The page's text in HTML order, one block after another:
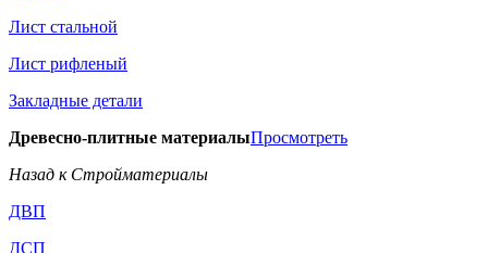
Лист стальной
Лист рифленый
Закладные детали
Древесно-плитные материалыПросмотреть
Назад к Стройматериалы
ДВП
ДСП